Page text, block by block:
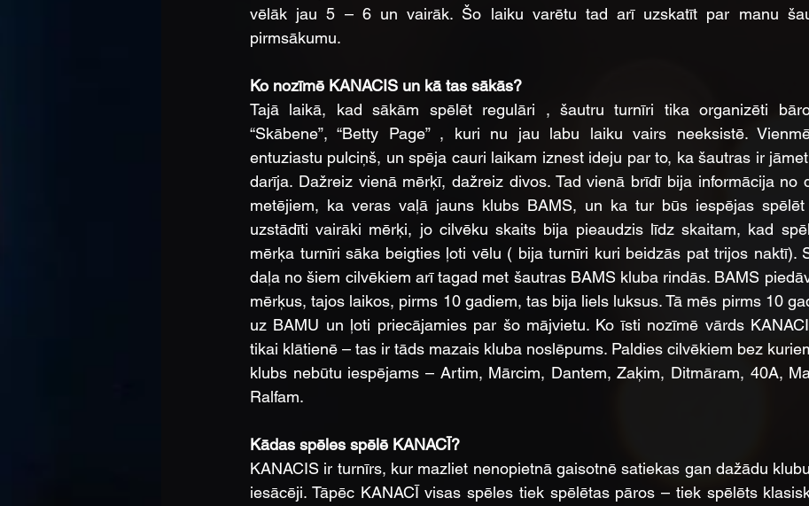
vēlāk jau 5 – 6 un vairāk. Šo laiku varētu tad arī uzskatīt par manu
pirmsākumu.
Ko nozīmē KANACIS un kā tas sākās?
Tajā laikā, kad sākām spēlēt regulāri , šautru turnīri tika organizēti
“Skābene”, “Betty Page” , kuri nu jau labu laiku vairs neeksistē.
entuziastu pulciņš, un spēja cauri laikam iznest ideju par to, ka šautras ir
darīja. Dažreiz vienā mērķī, dažreiz divos. Tad vienā brīdī bija informācija no
metējiem, ka veras vaļā jauns klubs BAMS, un ka tur būs iespējas spēlēt
uzstādīti vairāki mērķi, jo cilvēku skaits bija pieaudzis līdz skaitam, kad
mērķa turnīri sāka beigties ļoti vēlu ( bija turnīri kuri beidzās pat trijos naktī).
daļa no šiem cilvēkiem arī tagad met šautras BAMS kluba rindās. BAMS
mērķus, tajos laikos, pirms 10 gadiem, tas bija liels luksus. Tā mēs pirms 10
uz BAMU un ļoti priecājamies par šo mājvietu. Ko īsti nozīmē vārds
tikai klātienē – tas ir tāds mazais kluba noslēpums. Paldies cilvēkiem bez
klubs nebūtu iespējams – Artim, Mārcim, Dantem, Zaķim, Ditmāram, 40A,
Ralfam.
Kādas spēles spēlē KANACĪ?
KANACIS ir turnīrs, kur mazliet nenopietnā gaisotnē satiekas gan dažādu
iesācēji. Tāpēc KANACĪ visas spēles tiek spēlētas pāros – tiek spēlēts